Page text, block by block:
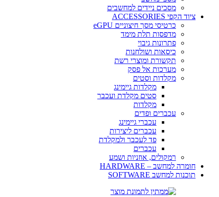
מסכים ניידים למחשבים
ציוד הקפי ACCESSORIES
כרטיסי מסך חיצוניים eGPU
מדפסות תלת מימד
פתרונות גיבוי
כיסאות ושולחנות
תקשורת ומוצרי רשת
מערכות אל פסק
מקלדות וסטים
מקלדות גיימינג
סטים מקלדת ועכבר
מקלדות
עכברים ופדים
עכברי גיימינג
עכברים ליצירות
פד לעכבר ולמקלדת
עכברים
רמקולים, אוזניות ושמע
חומרה למחשב – HARDWARE
תוכנות למחשב SOFTWARE